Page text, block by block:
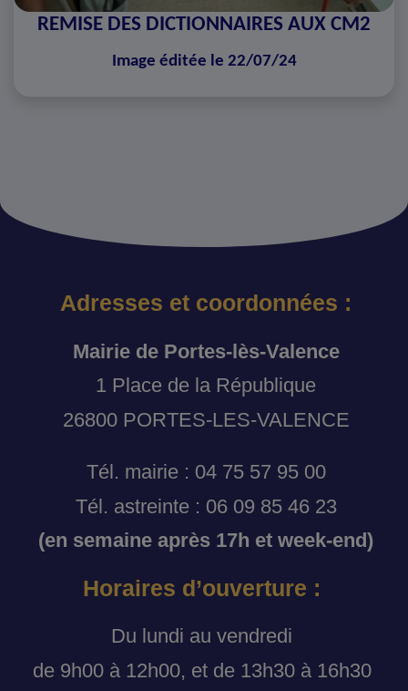
REMISE DES DICTIONNAIRES AUX CM2
Image éditée le 22/07/24
Adresses et coordonnées :
Mairie de Portes-lès-Valence
1 Place de la République
26800 PORTES-LES-VALENCE
Tél. mairie : 04 75 57 95 00
Tél. astreinte : 06 09 85 46 23
(en semaine après 17h et week-end)
Horaires d’ouverture :
Du lundi au vendredi
de 9h00 à 12h00, et de 13h30 à 16h30